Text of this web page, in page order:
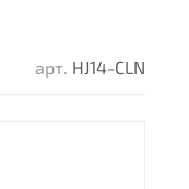
арт. HJ14-CLN